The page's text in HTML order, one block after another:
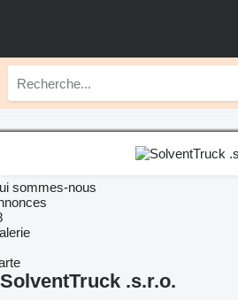
sommes-nous
SolventTruck .s.r.o.